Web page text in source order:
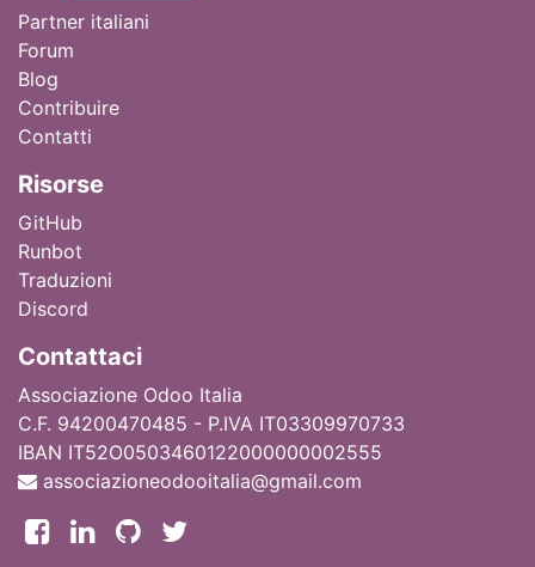
Partner italiani
Forum
Blog
Contribuire
Contatti
Risorse
GitHub
Runbot
Traduzioni
Discord
Contattaci
Associazione Odoo Italia
C.F. 94200470485 - P.IVA IT03309970733
IBAN IT52O0503460122000000002555
associazioneodooitalia@gmail.com